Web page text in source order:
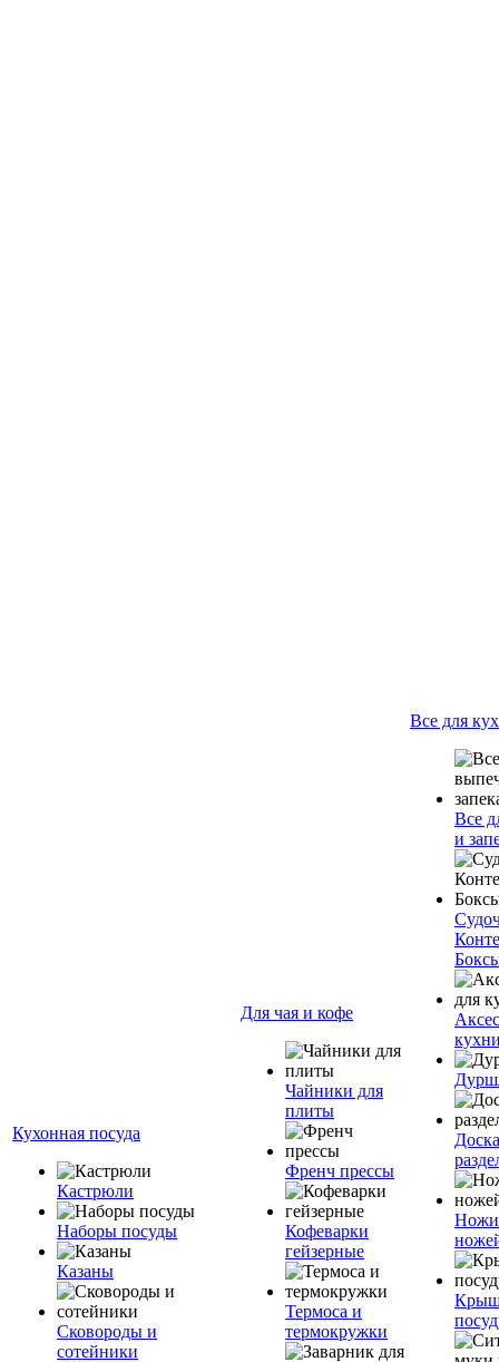
Кухонная посуда
Кастрюли
Наборы посуды
Казаны
Сковороды и
сотейники
Для чая и кофе
Чайники для
плиты
Френч прессы
Кофеварки
гейзерные
Термоса и
термокружки
Все для
Все
и
Доска